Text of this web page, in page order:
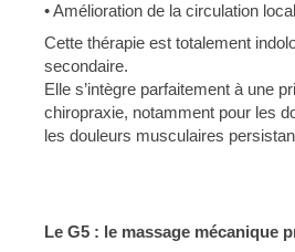
• Amélioration de la circulation
Cette thérapie est totalement
secondaire.
Elle s’intègre parfaitement à une
chiropraxie, notamment pour les
les douleurs musculaires
Le G5 : le massage mécanique